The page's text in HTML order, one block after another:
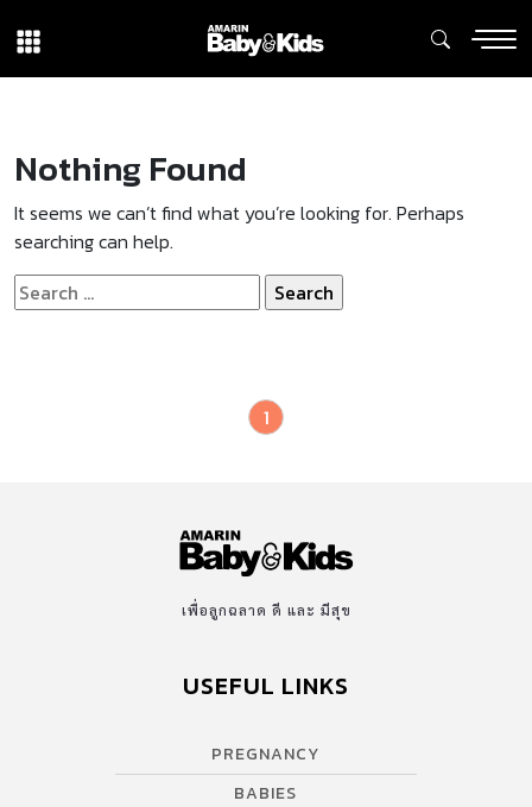
Nothing Found
It seems we can’t find what you’re looking for. Perhaps
searching can help.
Search
for:
1
เพื่อลูกฉลาด ดี และ มีสุข
USEFUL LINKS
PREGNANCY
BABIES